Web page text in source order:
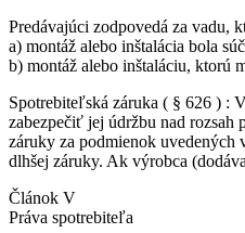
Predávajúci zodpovedá za vadu,
a) montáž alebo inštalácia bola
b) montáž alebo inštaláciu, ktorú
Spotrebiteľská záruka ( § 626 ) :
zabezpečiť jej údržbu nad
záruky za podmienok uvedených
dlhšej záruky. Ak výrobca
Článok V
Práva spotrebiteľa